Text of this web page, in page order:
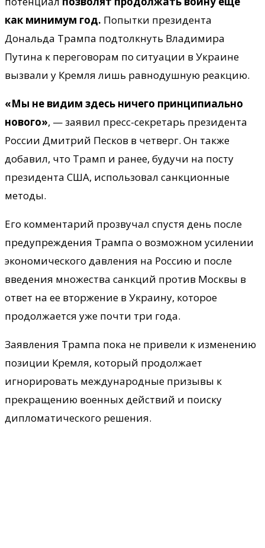
как минимум год. Попытки президента
Дональда Трампа подтолкнуть Владимира
Путина к переговорам по ситуации в Украине
вызвали у Кремля лишь равнодушную реакцию.
«Мы не видим здесь ничего принципиально
нового», — заявил пресс-секретарь президента
России Дмитрий Песков в четверг. Он также
добавил, что Трамп и ранее, будучи на посту
президента США, использовал санкционные
методы.
Его комментарий прозвучал спустя день после
предупреждения Трампа о возможном усилении
экономического давления на Россию и после
введения множества санкций против Москвы в
ответ на ее вторжение в Украину, которое
продолжается уже почти три года.
Заявления Трампа пока не привели к изменению
позиции Кремля, который продолжает
игнорировать международные призывы к
прекращению военных действий и поиску
дипломатического решения.